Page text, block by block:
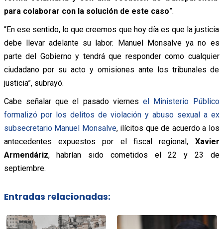
para colaborar con la solución de este caso”.
“En ese sentido, lo que creemos que hoy día es que la justicia
debe llevar adelante su labor. Manuel Monsalve ya no es
parte del Gobierno y tendrá que responder como cualquier
ciudadano por su acto y omisiones ante los tribunales de
justicia”, subrayó.
Cabe señalar que el pasado viernes el Ministerio Público
formalizó por los delitos de violación y abuso sexual a ex
subsecretario Manuel Monsalve, ilícitos que de acuerdo a los
antecedentes expuestos por el fiscal regional, Xavier
Armendáriz, habrían sido cometidos el 22 y 23 de
septiembre.
Entradas relacionadas: